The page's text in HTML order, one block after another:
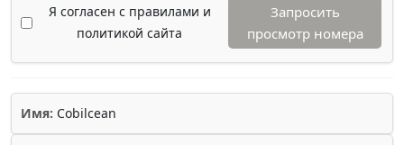
Я согласен с правилами и
политикой сайта
Запросить
просмотр номера
Имя: Cobilcean